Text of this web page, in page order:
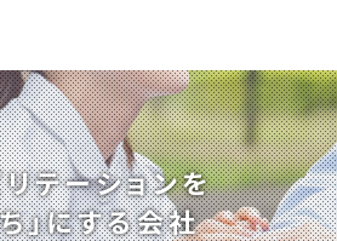
テーションを
」にする会社